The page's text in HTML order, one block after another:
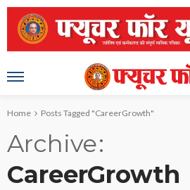
Home Posts Tagged "CareerGrowth"
Archive
CareerGrowth